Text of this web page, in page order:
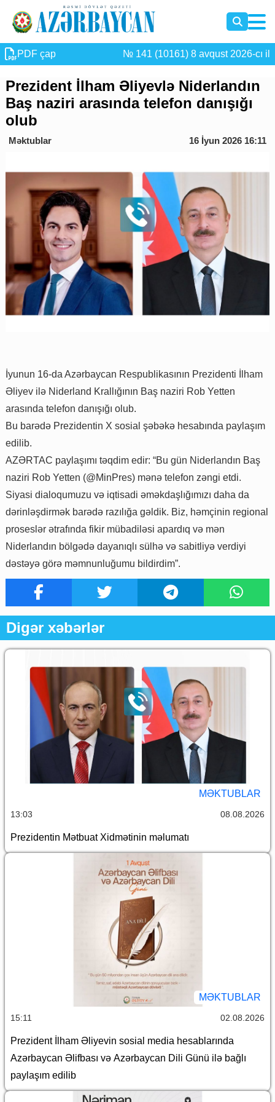
PDF çap № 141 (10161) 8 avqust 2026-cı il
Prezident İlham Əliyevlə Niderlandın
Baş naziri arasında telefon danışığı
olub
Məktublar 16 İyun 2026 16:11
İyunun 16-da Azərbaycan Respublikasının Prezidenti İlham
Əliyev ilə Niderland Krallığının Baş naziri Rob Yetten
arasında telefon danışığı olub.
Bu barədə Prezidentin X sosial şəbəkə hesabında paylaşım
edilib.
AZƏRTAC paylaşımı təqdim edir: “Bu gün Niderlandın Baş
naziri Rob Yetten (@MinPres) mənə telefon zəngi etdi.
Siyasi dialoqumuzu və iqtisadi əməkdaşlığımızı daha da
dərinləşdirmək barədə razılığa gəldik. Biz, həmçinin regional
proseslər ətrafında fikir mübadiləsi apardıq və mən
Niderlandın bölgədə dayanıqlı sülhə və sabitliyə verdiyi
dəstəyə görə məmnunluğumu bildirdim”.
Digər xəbərlər
MƏKTUBLAR
13:03 08.08.2026
Prezidentin Mətbuat Xidmətinin məlumatı
MƏKTUBLAR
15:11 02.08.2026
Prezident İlham Əliyevin sosial media hesablarında
Azərbaycan Əlifbası və Azərbaycan Dili Günü ilə bağlı
paylaşım edilib